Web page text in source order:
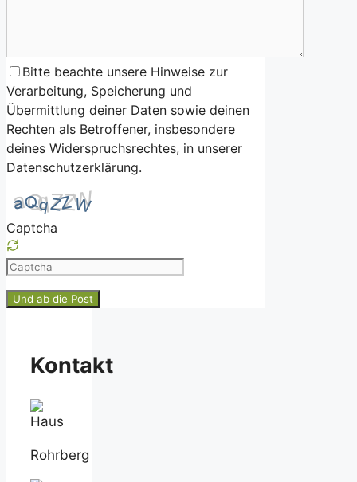
Bitte beachte unsere Hinweise zur
Verarbeitung, Speicherung und
Übermittlung deiner Daten sowie deinen
Rechten als Betroffener, insbesondere
deines Widerspruchsrechtes, in unserer
Datenschutzerklärung.
Captcha
Please
the
CAPTCHA
Kontakt
Rohrberg